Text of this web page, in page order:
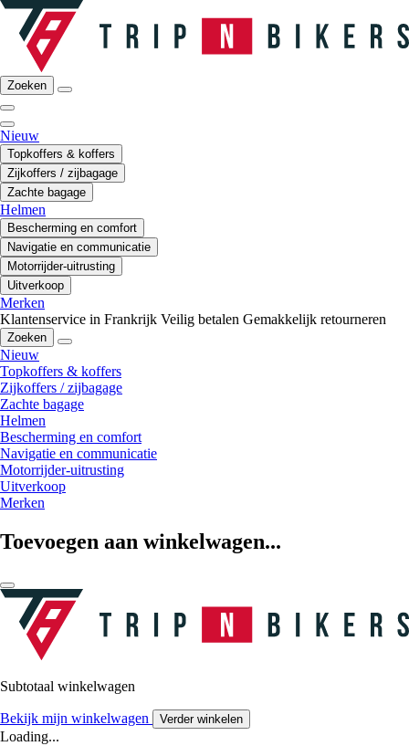
Zoeken
Nieuw
Topkoffers & koffers
Zijkoffers / zijbagage
Zachte bagage
Helmen
Bescherming en comfort
Navigatie en communicatie
Motorrijder-uitrusting
Uitverkoop
Merken
Klantenservice in Frankrijk Veilig betalen Gemakkelijk retourneren
Zoeken
Nieuw
Topkoffers & koffers
Zijkoffers / zijbagage
Zachte bagage
Helmen
Bescherming en comfort
Navigatie en communicatie
Motorrijder-uitrusting
Uitverkoop
Merken
Toevoegen aan winkelwagen...
Subtotaal winkelwagen
Bekijk mijn winkelwagen Verder winkelen
Loading...